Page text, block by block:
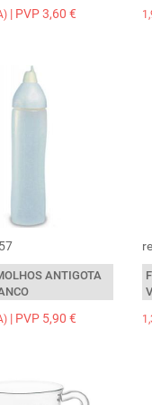
| PVP 3,60 €
ANTIGOTA
| PVP 5,90 €